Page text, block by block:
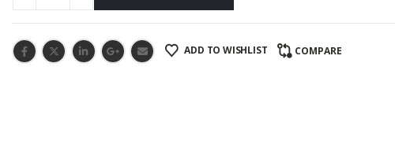
ADD TO WISHLIST COMPARE